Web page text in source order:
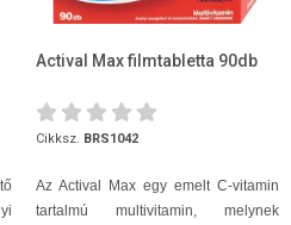
Actival Max filmtabletta 90db
Cikksz. BRS1042
Az Actival Max egy emelt C-vitamin
tartalmú multivitamin, melynek